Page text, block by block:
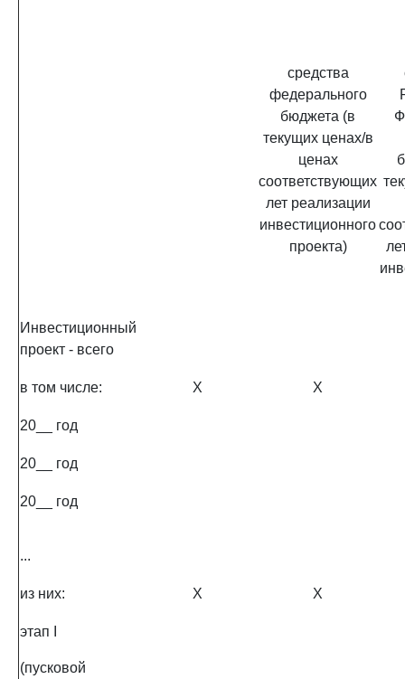
средства
федерального
бюджета (в
текущих ценах/в
ценах
соответствующих
лет реализации
инвестиционного
проекта)
Инвестиционный
проект - всего
в том числе: X X
20__ год
20__ год
20__ год
...
из них: X X
этап I
(пусковой